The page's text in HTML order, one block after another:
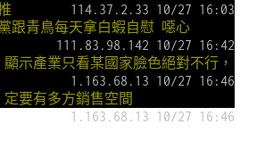
114.37.2.33 10/27 16:03
跟青鳥每天拿白蝦自慰 噁心
111.83.98.142 10/27 16:42
示產業只看某國家臉色絕對不行，
1.163.68.13 10/27 16:46
要有多方銷售空間
1.163.68.13 10/27 16:46